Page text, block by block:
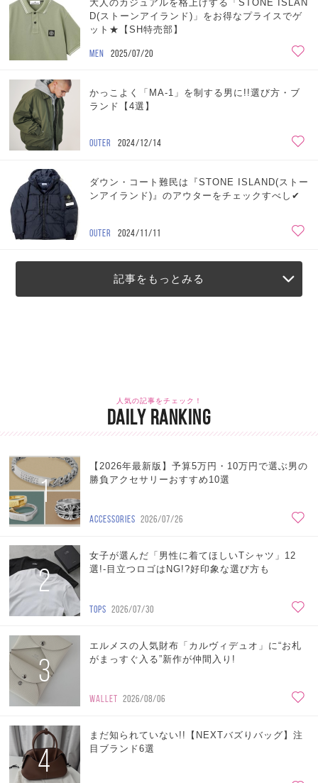
大人のカジュアルを格上げする「STONE ISLAN
D(ストーンアイランド)」をお得なプライスでゲ
ット★【SH特売部】
MEN 2025/07/20
かっこよく「MA-1」を制する男に!!選び方・ブ
ランド【4選】
OUTER 2024/12/14
ダウン・コート難民は『STONE ISLAND(ストー
ンアイランド)』のアウターをチェックすべし✔︎
OUTER 2024/11/11
記事をもっとみる
人気の記事をチェック！
DAILY RANKING
1
【2026年最新版】予算5万円・10万円で選ぶ男の
勝負アクセサリーおすすめ10選
ACCESSORIES 2026/07/26
2
女子が選んだ「男性に着てほしいTシャツ」12
選!-目立つロゴはNG!?好印象な選び方も
TOPS 2026/07/30
3
エルメスの人気財布「カルヴィデュオ」に“お札
がまっすぐ入る”新作が仲間入り!
WALLET 2026/08/06
4
まだ知られていない!!【NEXTバズりバッグ】注
目ブランド6選